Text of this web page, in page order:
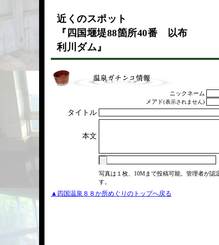
近くのスポット
『四国堰堤88箇所40番 以布
利川ダム』
ニックネーム
メアド(表示されません)
タイトル
本文
写真は１枚、10Mまで投稿可能。管理者が認
す。
▲四国温泉８８か所めぐりのトップへ戻る